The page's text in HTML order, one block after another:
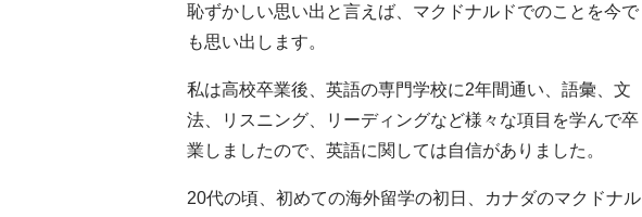
恥ずかしい思い出と言えば、マクドナルドでのことを今で
も思い出します。
私は高校卒業後、英語の専門学校に2年間通い、語彙、文
法、リスニング、リーディングなど様々な項目を学んで卒
業しましたので、英語に関しては自信がありました。
20代の頃、初めての海外留学の初日、カナダのマクドナル